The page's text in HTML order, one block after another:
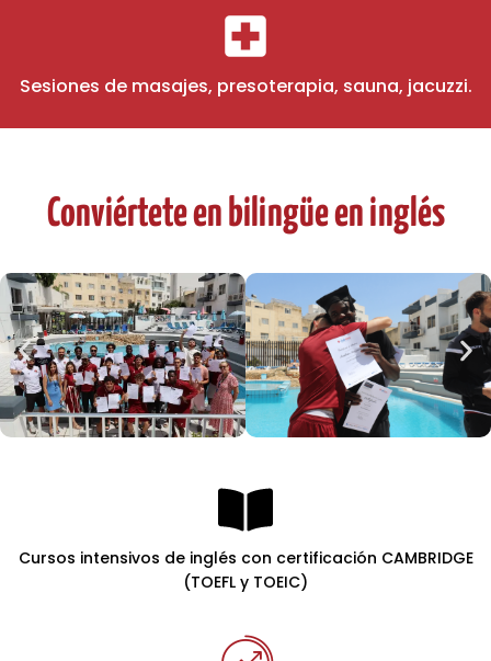
Sesiones de masajes, presoterapia, sauna, jacuzzi.
Conviértete en bilingüe en inglés
Cursos intensivos de inglés con certificación CAMBRIDGE
(TOEFL y TOEIC)